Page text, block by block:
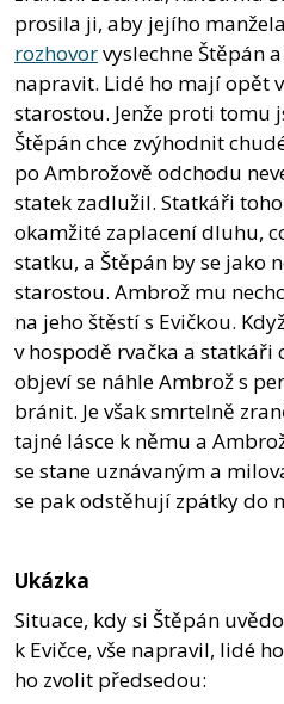
prosila ji, aby jejího
rozhovorvyslechne Štěpán
napravit. Lidé ho mají opět
starostou. Jenže proti tomu
Štěpán chce zvýhodnit
po Ambrožově odchodu
statek zadlužil. Statkáři
okamžité zaplacení dluhu,
statku, a Štěpán by se jako
starostou. Ambrož mu
na jeho štěstí s Evičkou.
v hospodě rvačka a statkáři
objeví se náhle Ambrož s
bránit. Je však smrtelně
tajné lásce k němu a
se stane uznávaným a
se pak odstěhují zpátky do
Ukázka
Situace, kdy si Štěpán
k Evičce, vše napravil, lidé
ho zvolit předsedou: